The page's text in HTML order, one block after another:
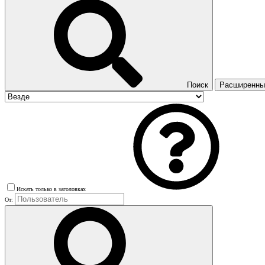
Поиск
Искать только в заголовках
От: